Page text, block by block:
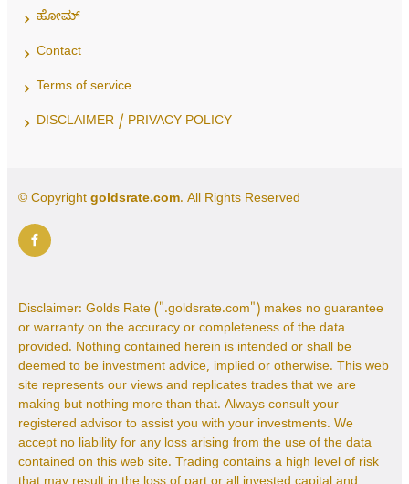
ಹೋಮ್
Contact
Terms of service
DISCLAIMER / PRIVACY POLICY
© Copyright goldsrate.com. All Rights Reserved
Disclaimer: Golds Rate (".goldsrate.com") makes no guarantee
or warranty on the accuracy or completeness of the data
provided. Nothing contained herein is intended or shall be
deemed to be investment advice, implied or otherwise. This web
site represents our views and replicates trades that we are
making but nothing more than that. Always consult your
registered advisor to assist you with your investments. We
accept no liability for any loss arising from the use of the data
contained on this web site. Trading contains a high level of risk